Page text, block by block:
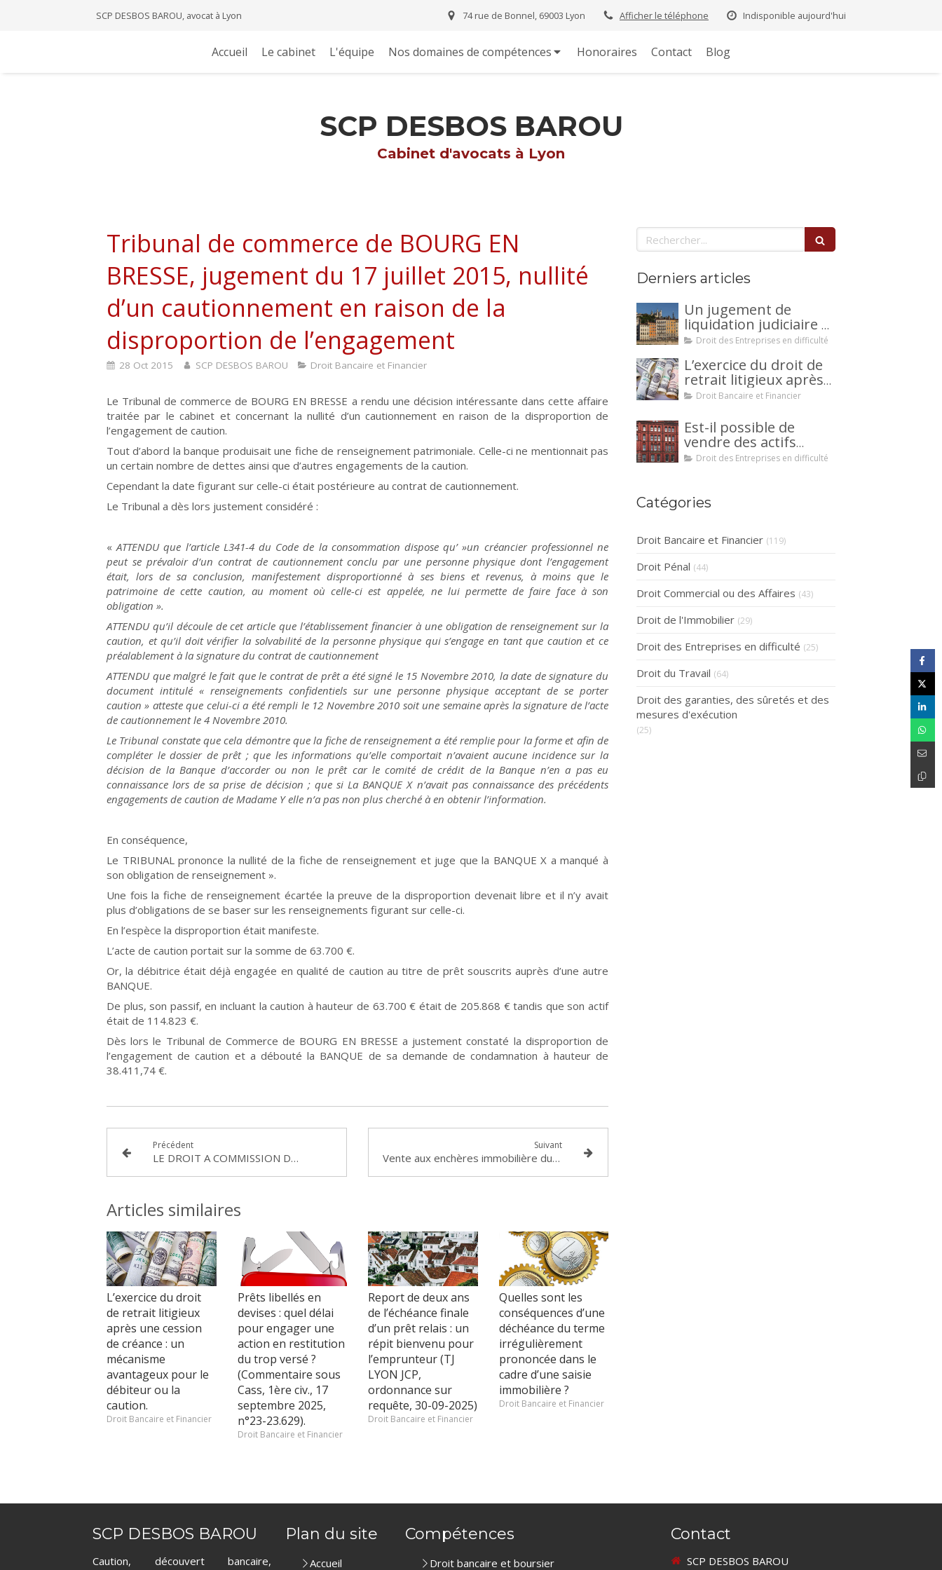
SCP DESBOS BAROU, avocat à Lyon Indisponible aujourd'hui
Afficher le téléphone
74 rue de Bonnel, 69003 Lyon
Accueil Le cabinet L'équipe Nos domaines de compétences Honoraires Contact Blog
SCP DESBOS BAROU
Cabinet d'avocats à Lyon
Tribunal de commerce de BOURG EN
BRESSE, jugement du 17 juillet 2015, nullité
d’un cautionnement en raison de la
disproportion de l’engagement
28 Oct 2015 SCP DESBOS BAROU Droit Bancaire et Financier
Le Tribunal de commerce de BOURG EN BRESSE a rendu une décision intéressante dans cette affaire
traitée par le cabinet et concernant la nullité d’un cautionnement en raison de la disproportion de
l’engagement de caution.
Tout d’abord la banque produisait une fiche de renseignement patrimoniale. Celle-ci ne mentionnait pas
un certain nombre de dettes ainsi que d’autres engagements de la caution.
Cependant la date figurant sur celle-ci était postérieure au contrat de cautionnement.
Le Tribunal a dès lors justement considéré :
«ATTENDU que l’article L341-4 du Code de la consommation dispose qu’ »un créancier professionnel ne
peut se prévaloir d’un contrat de cautionnement conclu par une personne physique dont l’engagement
était, lors de sa conclusion, manifestement disproportionné à ses biens et revenus, à moins que le
patrimoine de cette caution, au moment où celle-ci est appelée, ne lui permette de faire face à son
obligation ».
ATTENDU qu’il découle de cet article que l’établissement financier à une obligation de renseignement sur la
caution, et qu’il doit vérifier la solvabilité de la personne physique qui s’engage en tant que caution et ce
préalablement à la signature du contrat de cautionnement
ATTENDU que malgré le fait que le contrat de prêt a été signé le 15 Novembre 2010, la date de signature du
document intitulé « renseignements confidentiels sur une personne physique acceptant de se porter
caution » atteste que celui-ci a été rempli le 12 Novembre 2010 soit une semaine après la signature de l’acte
de cautionnement le 4 Novembre 2010.
Le Tribunal constate que cela démontre que la fiche de renseignement a été remplie pour la forme et afin de
compléter le dossier de prêt ; que les informations qu’elle comportait n’avaient aucune incidence sur la
décision de la Banque d’accorder ou non le prêt car le comité de crédit de la Banque n’en a pas eu
connaissance lors de sa prise de décision ; que si La BANQUE X n’avait pas connaissance des précédents
engagements de caution de Madame Y elle n’a pas non plus cherché à en obtenir l’information.
En conséquence,
Le TRIBUNAL prononce la nullité de la fiche de renseignement et juge que la BANQUE X a manqué à
son obligation de renseignement ».
Une fois la fiche de renseignement écartée la preuve de la disproportion devenait libre et il n’y avait
plus d’obligations de se baser sur les renseignements figurant sur celle-ci.
En l’espèce la disproportion était manifeste.
L’acte de caution portait sur la somme de 63.700 €.
Or, la débitrice était déjà engagée en qualité de caution au titre de prêt souscrits auprès d’une autre
BANQUE.
De plus, son passif, en incluant la caution à hauteur de 63.700 € était de 205.868 € tandis que son actif
était de 114.823 €.
Dès lors le Tribunal de Commerce de BOURG EN BRESSE a justement constaté la disproportion de
l’engagement de caution et a débouté la BANQUE de sa demande de condamnation à hauteur de
38.411,74 €.
Précédent
LE DROIT A COMMISSION DE L’AGENT IMMOBILIER
Suivant
Vente aux enchères immobilière du 5 mars 2015 devant le Tribunal de Grande instance de LYON
Articles similaires
L’exercice du droit
de retrait litigieux
après une cession
de créance : un
mécanisme
avantageux pour le
débiteur ou la
caution.
Droit Bancaire et Financier
Prêts libellés en
devises : quel délai
pour engager une
action en restitution
du trop versé ?
(Commentaire sous
Cass, 1ère civ., 17
septembre 2025,
n°23-23.629).
Droit Bancaire et Financier
Report de deux ans
de l’échéance finale
d’un prêt relais : un
répit bienvenu pour
l’emprunteur (TJ
LYON JCP,
ordonnance sur
requête, 30-09-2025)
Droit Bancaire et Financier
Quelles sont les
conséquences d’une
déchéance du terme
irrégulièrement
prononcée dans le
cadre d’une saisie
immobilière ?
Droit Bancaire et Financier
Rechercher
Derniers articles
Un jugement de
liquidation judiciaire a
été prononcée à votre
interjeter appel ?
Droit des Entreprises en difficulté
L’exercice du droit de
retrait litigieux après
une cession de
mécanisme
avantageux pour le
débiteur ou la caution.
Droit Bancaire et Financier
Est-il possible de
vendre des actifs
durant la période
judiciaire ?
Droit des Entreprises en difficulté
Catégories
Droit Bancaire et Financier (119)
Droit Pénal (44)
Droit Commercial ou des Affaires (43)
Droit de l'Immobilier (29)
Droit des Entreprises en difficulté (25)
Droit du Travail (64)
Droit des garanties, des sûretés et des
mesures d'exécution
(25)
SCP DESBOS BAROU
Caution, découvert bancaire,
Plan du site
Accueil
Compétences
Droit bancaire et boursier
Contact
SCP DESBOS BAROU